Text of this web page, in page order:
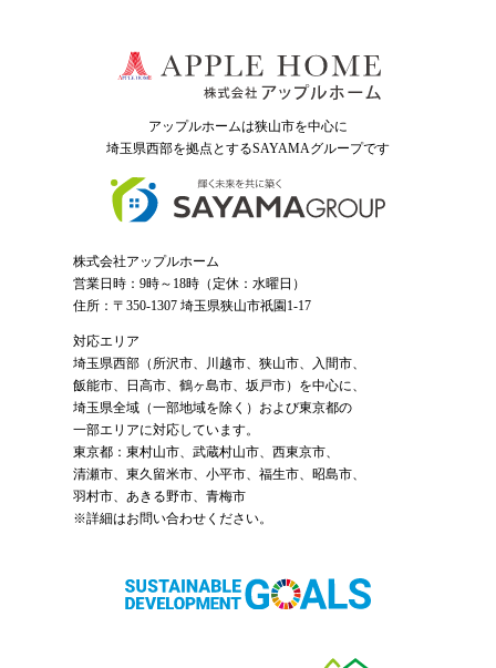
アップルホームは狭山市を中心に
埼玉県西部を拠点とするSAYAMAグループです
株式会社アップルホーム
営業日時：9時～18時（定休：水曜日）
住所：〒350-1307 埼玉県狭山市祇園1-17
対応エリア
埼玉県西部（ 所沢市、 川越市、狭山市、入間市、
飯能市、日高市、鶴ヶ島市、坂戸市）を中心に、
埼玉県全域（一部地域を除く）および東京都の
一部エリアに対応しています。
東京都：東村山市、武蔵村山市、西東京市、
清瀬市、東久留米市、小平市、福生市、昭島市、
羽村市、あきる野市、青梅市
※詳細はお問い合わせください。